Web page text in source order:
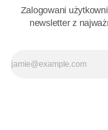
Zalogowani
newsletter z